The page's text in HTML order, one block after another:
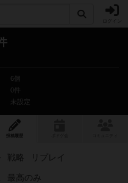
6個
0件
未設定
投稿履歴
戦略 リプレイ
最高のみ